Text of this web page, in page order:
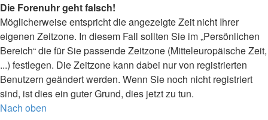
Die Forenuhr geht falsch!
Möglicherweise entspricht die angezeigte Zeit nicht Ihrer
eigenen Zeitzone. In diesem Fall sollten Sie im „Persönlichen
Bereich“ die für Sie passende Zeitzone (Mitteleuropäische Zeit,
...) festlegen. Die Zeitzone kann dabei nur von registrierten
Benutzern geändert werden. Wenn Sie noch nicht registriert
sind, ist dies ein guter Grund, dies jetzt zu tun.
Nach oben